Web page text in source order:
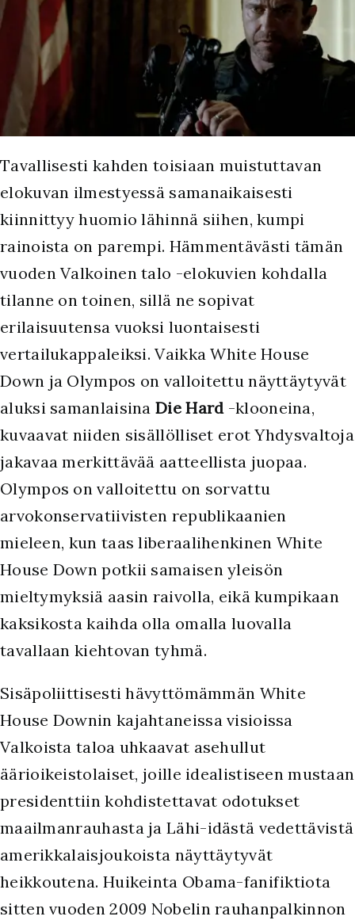
Tavallisesti kahden toisiaan muistuttavan
elokuvan ilmestyessä samanaikaisesti
kiinnittyy huomio lähinnä siihen, kumpi
rainoista on parempi. Hämmentävästi tämän
vuoden Valkoinen talo -elokuvien kohdalla
tilanne on toinen, sillä ne sopivat
erilaisuutensa vuoksi luontaisesti
vertailukappaleiksi. Vaikka White House
Down ja Olympos on valloitettu näyttäytyvät
aluksi samanlaisinaDie Hard-klooneina,
kuvaavat niiden sisällölliset erot Yhdysvaltoja
jakavaa merkittävää aatteellista juopaa.
Olympos on valloitettu on sorvattu
arvokonservatiivisten republikaanien
mieleen, kun taas liberaalihenkinen White
House Down potkii samaisen yleisön
mieltymyksiä aasin raivolla, eikä kumpikaan
kaksikosta kaihda olla omalla luovalla
tavallaan kiehtovan tyhmä.
Sisäpoliittisesti hävyttömämmän White
House Downin kajahtaneissa visioissa
Valkoista taloa uhkaavat asehullut
äärioikeistolaiset, joille idealistiseen mustaan
presidenttiin kohdistettavat odotukset
maailmanrauhasta ja Lähi-idästä vedettävistä
amerikkalaisjoukoista näyttäytyvät
heikkoutena. Huikeinta Obama-fanifiktiota
sitten vuoden 2009 Nobelin rauhanpalkinnon